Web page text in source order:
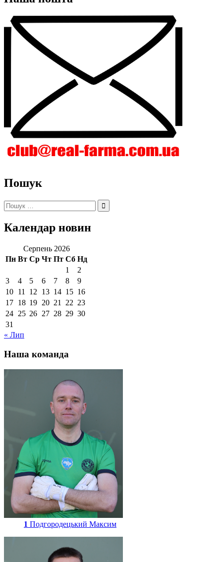
Пошук
Пошук:
Календар новин
Серпень 2026
Пн Вт Ср Чт Пт Сб Нд
1
2
3
4 5 6 7 8
9
10 11 12 13 14 15 16
17 18 19 20 21 22 23
24 25 26 27 28 29 30
31
« Лип
Наша команда
1 Подгородецький Максим